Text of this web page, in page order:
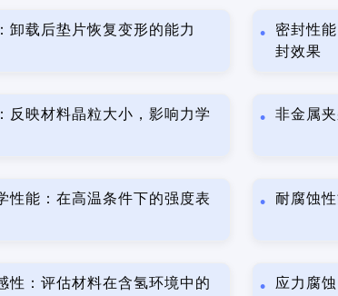
卸载后垫片恢复变形的能力
密封性
封效果
反映材料晶粒大小，影响力学
非金属
性能：在高温条件下的强度表
耐腐蚀
性：评估材料在含氢环境中的
应力腐